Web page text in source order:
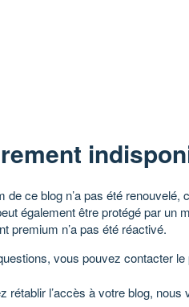
ce blog n’a pas été renouvelé,
également être protégé par un
premium n’a pas été réactivé.
vous pouvez contacter le
rétablir l’accès à votre blog, nous